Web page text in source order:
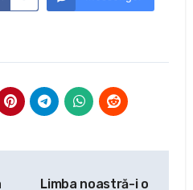
Limba noastră-i o